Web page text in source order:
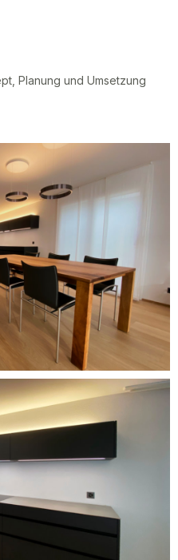
Planung und Umsetzung